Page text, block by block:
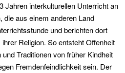
Jahren interkulturellen Unterricht an
die aus einem anderen Land
und berichten dort
Religion. So entsteht Offenheit
Traditionen von früher Kindheit
Fremdenfeindlichkeit sein. Der